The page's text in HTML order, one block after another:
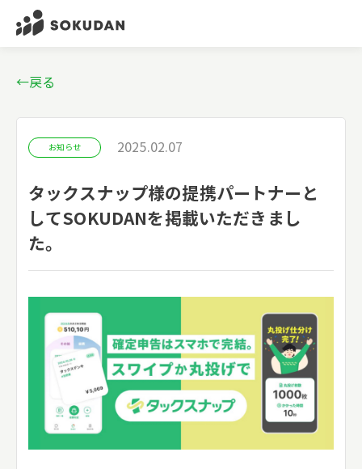
←戻る
お知らせ 2025.02.07
タックスナップ様の提携パートナーと
してSOKUDANを掲載いただきまし
た。